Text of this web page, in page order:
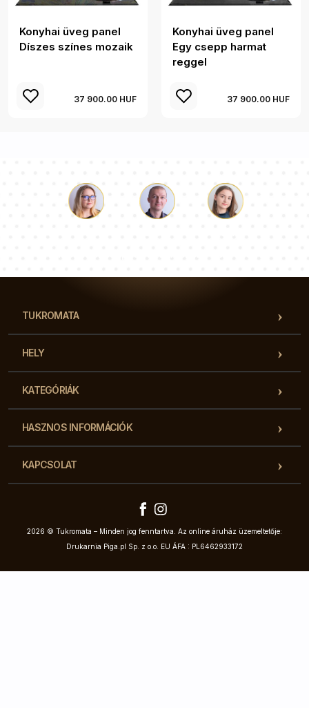
Konyhai üveg panel
Díszes színes mozaik
37 900.00 HUF
Konyhai üveg panel
Egy csepp harmat
reggel
37 900.00 HUF
TUKROMATA
HELY
KATEGÓRIÁK
HASZNOS INFORMÁCIÓK
KAPCSOLAT
2026 © Tukromata – Minden jog fenntartva. Az online áruház üzemeltetője:
Drukarnia Piga.pl Sp. z o.o. EU ÁFA : PL6462933172